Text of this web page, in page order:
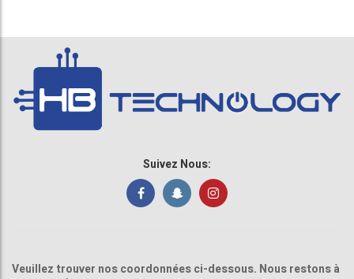
Suivez Nous:
Veuillez trouver nos coordonnées ci-dessous. Nous restons à